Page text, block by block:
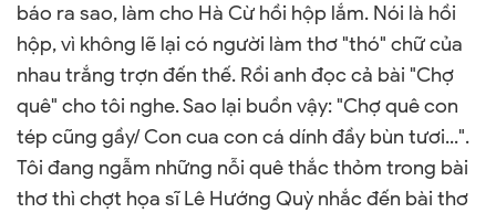
báo ra sao, làm cho Hà Cừ hồi hộp lắm. Nói là hồi
hộp, vì không lẽ lại có người làm thơ "thó" chữ của
nhau trắng trợn đến thế. Rồi anh đọc cả bài "Chợ
quê" cho tôi nghe. Sao lại buồn vậy: "Chợ quê con
tép cũng gầy/ Con cua con cá dính đầy bùn tươi...".
Tôi đang ngẫm những nỗi quê thắc thỏm trong bài
thơ thì chợt họa sĩ Lê Hướng Quỳ nhắc đến bài thơ